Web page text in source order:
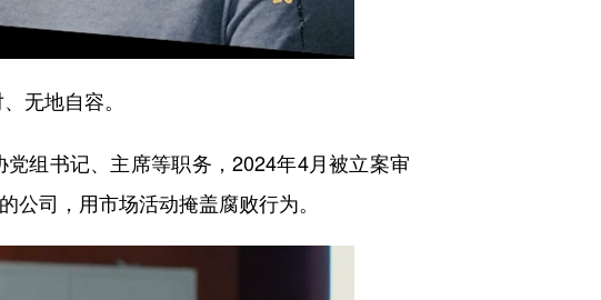
无地自容。
组书记、主席等职务，2024年4月被立案审
公司，用市场活动掩盖腐败行为。